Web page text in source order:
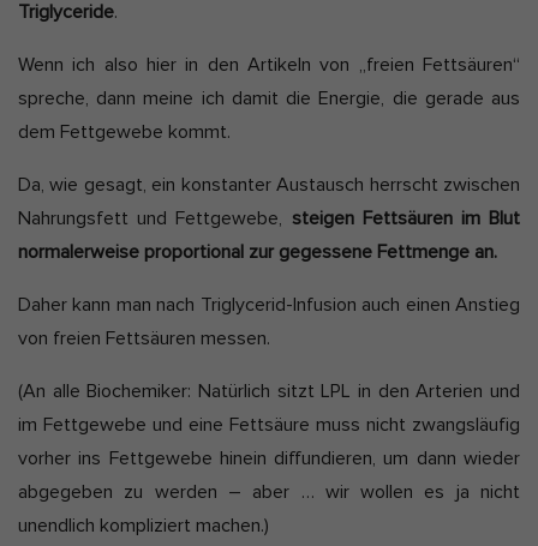
Triglyceride.
Wenn ich also hier in den Artikeln von „freien Fettsäuren“
spreche, dann meine ich damit die Energie, die gerade aus
dem Fettgewebe kommt.
Da, wie gesagt, ein konstanter Austausch herrscht zwischen
Nahrungsfett und Fettgewebe,
steigen Fettsäuren im Blut
normalerweise proportional zur gegessene Fettmenge an.
Daher kann man nach Triglycerid-Infusion auch einen Anstieg
von freien Fettsäuren messen.
(An alle Biochemiker: Natürlich sitzt LPL in den Arterien und
im Fettgewebe und eine Fettsäure muss nicht zwangsläufig
vorher ins Fettgewebe hinein diffundieren, um dann wieder
abgegeben zu werden – aber … wir wollen es ja nicht
unendlich kompliziert machen.)